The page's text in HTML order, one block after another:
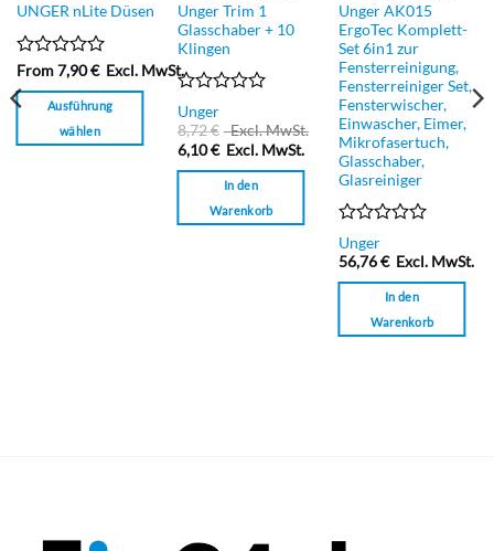
UNGER nLite Düsen
Bewertet
mit
0
5
From7,90€ Excl. MwSt.
Ausführung
wählen
Unger Trim 1
Glasschaber + 10
Klingen
Bewertet
mit
0
von
5
Unger
8,72€
Excl. MwSt.
6,10€ Excl. MwSt.
In den
Warenkorb
Unger AK015
ErgoTec Komplett-
Set 6in1 zur
Fensterreinigung,
Fensterreiniger Set,
Fensterwischer,
Einwascher, Eimer,
Mikrofasertuch,
Glasschaber,
Glasreiniger
Bewertet
mit
0
Unger
56,76€ Excl. MwSt.
In den
Warenkorb